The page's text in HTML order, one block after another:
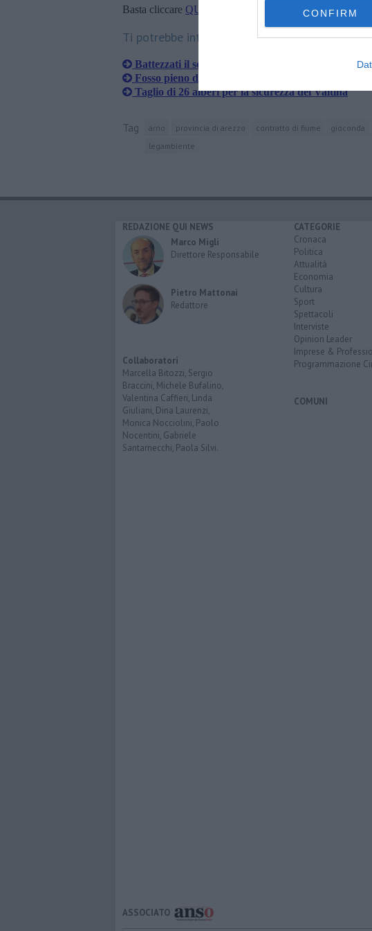
CONFIRM
Basta cliccare QUI
Ti potrebbe interessare anche:
Battezzati il sentiero F e la biblioteca sul fiume
Fosso pieno di vegetazione, rabbia residenti
Taglio di 26 alberi per la sicurezza del Valtina
Tag arno provincia di arezzo contratto di fiume gioconda
legambiente
REDAZIONE QUI NEWS
Marco Migli
Direttore Responsabile
Pietro Mattonai
Redattore
Collaboratori
Marcella Bitozzi, Sergio
Braccini, Michele Bufalino,
Valentina Caffieri, Linda
Giuliani, Dina Laurenzi,
Monica Nocciolini, Paolo
Nocentini, Gabriele
Santarnecchi, Paola Silvi.
CATEGORIE
Cronaca
Politica
Attualità
Economia
Cultura
Sport
Spettacoli
Interviste
Opinion Leader
Imprese &
Programmazione
COMUNI
ASSOCIATO